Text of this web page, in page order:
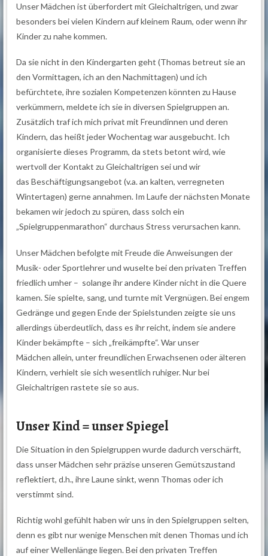
Unser Mädchen ist überfordert mit Gleichaltrigen, und zwar
besonders bei vielen Kindern auf kleinem Raum, oder wenn ihr
Kinder zu nahe kommen.
Da sie nicht in den Kindergarten geht (Thomas betreut sie an
den Vormittagen, ich an den Nachmittagen) und ich
befürchtete, ihre sozialen Kompetenzen könnten zu Hause
verkümmern, meldete ich sie in diversen Spielgruppen an.
Zusätzlich traf ich mich privat mit Freundinnen und deren
Kindern, das heißt jeder Wochentag war ausgebucht. Ich
organisierte dieses Programm, da stets betont wird, wie
wertvoll der Kontakt zu Gleichaltrigen sei und wir
das Beschäftigungsangebot (v.a. an kalten, verregneten
Wintertagen) gerne annahmen. Im Laufe der nächsten Monate
bekamen wir jedoch zu spüren, dass solch ein
„Spielgruppenmarathon“ durchaus Stress verursachen kann.
Unser Mädchen befolgte mit Freude die Anweisungen der
Musik- oder Sportlehrer und wuselte bei den privaten Treffen
friedlich umher – solange ihr andere Kinder nicht in die Quere
kamen. Sie spielte, sang, und turnte mit Vergnügen. Bei engem
Gedränge und gegen Ende der Spielstunden zeigte sie uns
allerdings überdeutlich, dass es ihr reicht, indem sie andere
Kinder bekämpfte – sich „freikämpfte“. War unser
Mädchen allein, unter freundlichen Erwachsenen oder älteren
Kindern, verhielt sie sich wesentlich ruhiger. Nur bei
Gleichaltrigen rastete sie so aus.
Unser Kind = unser Spiegel
Die Situation in den Spielgruppen wurde dadurch verschärft,
dass unser Mädchen sehr präzise unseren Gemütszustand
reflektiert, d.h., ihre Laune sinkt, wenn Thomas oder ich
verstimmt sind.
Richtig wohl gefühlt haben wir uns in den Spielgruppen selten,
denn es gibt nur wenige Menschen mit denen Thomas und ich
auf einer Wellenlänge liegen. Bei den privaten Treffen